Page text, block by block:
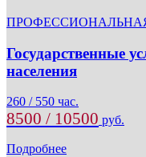
Государственные
населения
260 / 550 час.
8500 / 10500 руб.
Подробнее